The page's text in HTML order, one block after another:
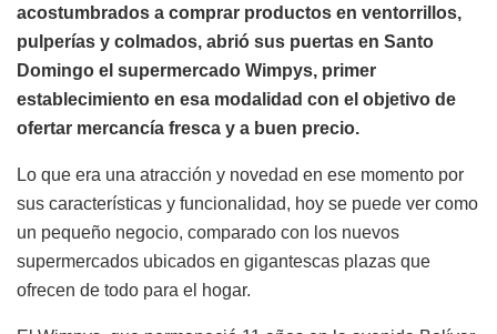
acostumbrados a comprar productos en ventorrillos,
pulperías y colmados, abrió sus puertas en Santo
Domingo el supermercado Wimpys, primer
establecimiento en esa modalidad con el objetivo de
ofertar mercancía fresca y a buen precio.
Lo que era una atracción y novedad en ese momento por
sus características y funcionalidad, hoy se puede ver como
un pequeño negocio, comparado con los nuevos
supermercados ubicados en gigantescas plazas que
ofrecen de todo para el hogar.